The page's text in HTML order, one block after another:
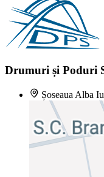
Drumuri și Poduri
Șoseaua Alba